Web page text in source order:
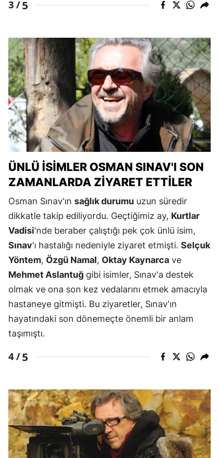
3 /5
ÜNLÜ İSIMLER OSMAN SINAV'I SON
ZAMANLARDA ZIYARET ETTILER
Osman Sınav'ın sağlık durumu uzun süredir
dikkatle takip ediliyordu. Geçtiğimiz ay, Kurtlar
Vadisi'nde beraber çalıştığı pek çok ünlü isim,
Sınav'ı hastalığı nedeniyle ziyaret etmişti. Selçuk
Yöntem, Özgü Namal, Oktay Kaynarca ve
Mehmet Aslantuğ gibi isimler, Sınav'a destek
olmak ve ona son kez vedalarını etmek amacıyla
hastaneye gitmişti. Bu ziyaretler, Sınav'ın
hayatındaki son dönemeçte önemli bir anlam
taşımıştı.
4 /5